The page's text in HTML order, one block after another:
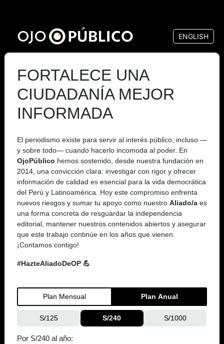
contenido
principal
ENGLISH
FORTALECE UNA
CIUDADANÍA MEJOR
INFORMADA
El periodismo existe para servir al interés público, incluso —
y sobre todo— cuando hacerlo incomoda al poder. En
OjoPúblico hemos sostenido, desde nuestra fundación en
2014, una convicción clara: investigar con rigor y ofrecer
información de calidad es esencial para la vida democrática
del Perú y Latinoamérica. Hoy este compromiso enfrenta
nuevos riesgos y sumar tu apoyo como nuestro Aliado/a es
una forma concreta de resguardar la independencia
editorial, mantener nuestros contenidos abiertos y asegurar
que este trabajo continúe en los años que vienen.
¡Contamos contigo!
#HazteAliadoDeOP 💪
Plan Mensual Plan Anual
S/125 S/240 S/1000
Por S/240 al año: